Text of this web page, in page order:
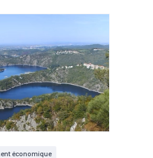
économique